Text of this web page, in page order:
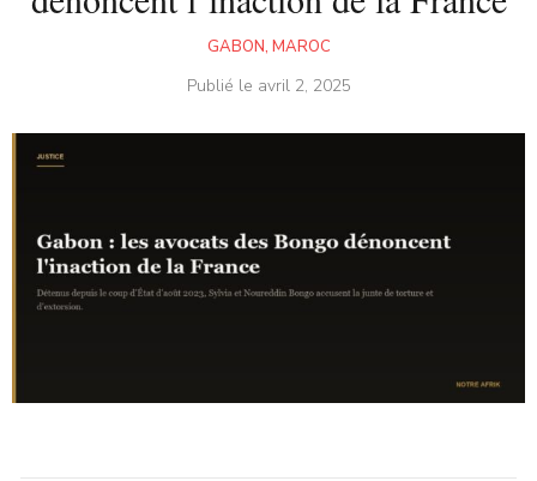
GABON, MAROC
Publié le avril 2, 2025